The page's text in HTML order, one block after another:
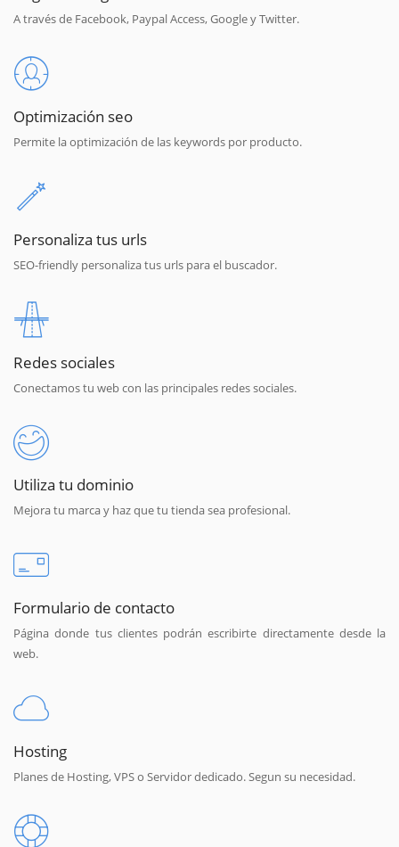
A través de Facebook, Paypal Access, Google y Twitter.
Optimización seo
Permite la optimización de las keywords por producto.
Personaliza tus urls
SEO-friendly personaliza tus urls para el buscador.
Redes sociales
Conectamos tu web con las principales redes sociales.
Utiliza tu dominio
Mejora tu marca y haz que tu tienda sea profesional.
Formulario de contacto
Página donde tus clientes podrán escribirte directamente desde la
web.
Hosting
Planes de Hosting, VPS o Servidor dedicado. Segun su necesidad.